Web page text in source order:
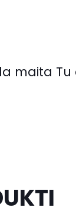
maita Tu